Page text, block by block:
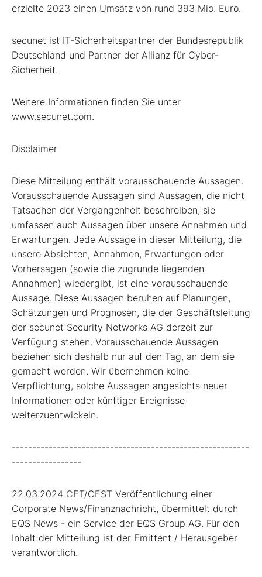
erzielte 2023 einen Umsatz von rund 393 Mio. Euro.
secunet ist IT-Sicherheitspartner der Bundesrepublik
Deutschland und Partner der Allianz für Cyber-
Sicherheit.
Weitere Informationen finden Sie unter
www.secunet.com.
Disclaimer
Diese Mitteilung enthält vorausschauende Aussagen.
Vorausschauende Aussagen sind Aussagen, die nicht
Tatsachen der Vergangenheit beschreiben; sie
umfassen auch Aussagen über unsere Annahmen und
Erwartungen. Jede Aussage in dieser Mitteilung, die
unsere Absichten, Annahmen, Erwartungen oder
Vorhersagen (sowie die zugrunde liegenden
Annahmen) wiedergibt, ist eine vorausschauende
Aussage. Diese Aussagen beruhen auf Planungen,
Schätzungen und Prognosen, die der Geschäftsleitung
der secunet Security Networks AG derzeit zur
Verfügung stehen. Vorausschauende Aussagen
beziehen sich deshalb nur auf den Tag, an dem sie
gemacht werden. Wir übernehmen keine
Verpflichtung, solche Aussagen angesichts neuer
Informationen oder künftiger Ereignisse
weiterzuentwickeln.
----------------------------------------------------------
-----------------
22.03.2024 CET/CEST Veröffentlichung einer
Corporate News/Finanznachricht, übermittelt durch
EQS News - ein Service der EQS Group AG. Für den
Inhalt der Mitteilung ist der Emittent / Herausgeber
verantwortlich.